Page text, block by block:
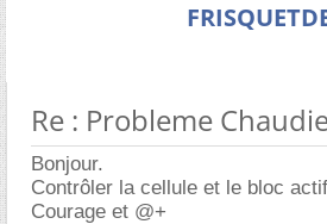
Re : Probleme
Bonjour.
Contrôler la cellule et le bloc
Courage et @+